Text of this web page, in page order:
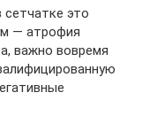
это
— атрофия
важно вовремя